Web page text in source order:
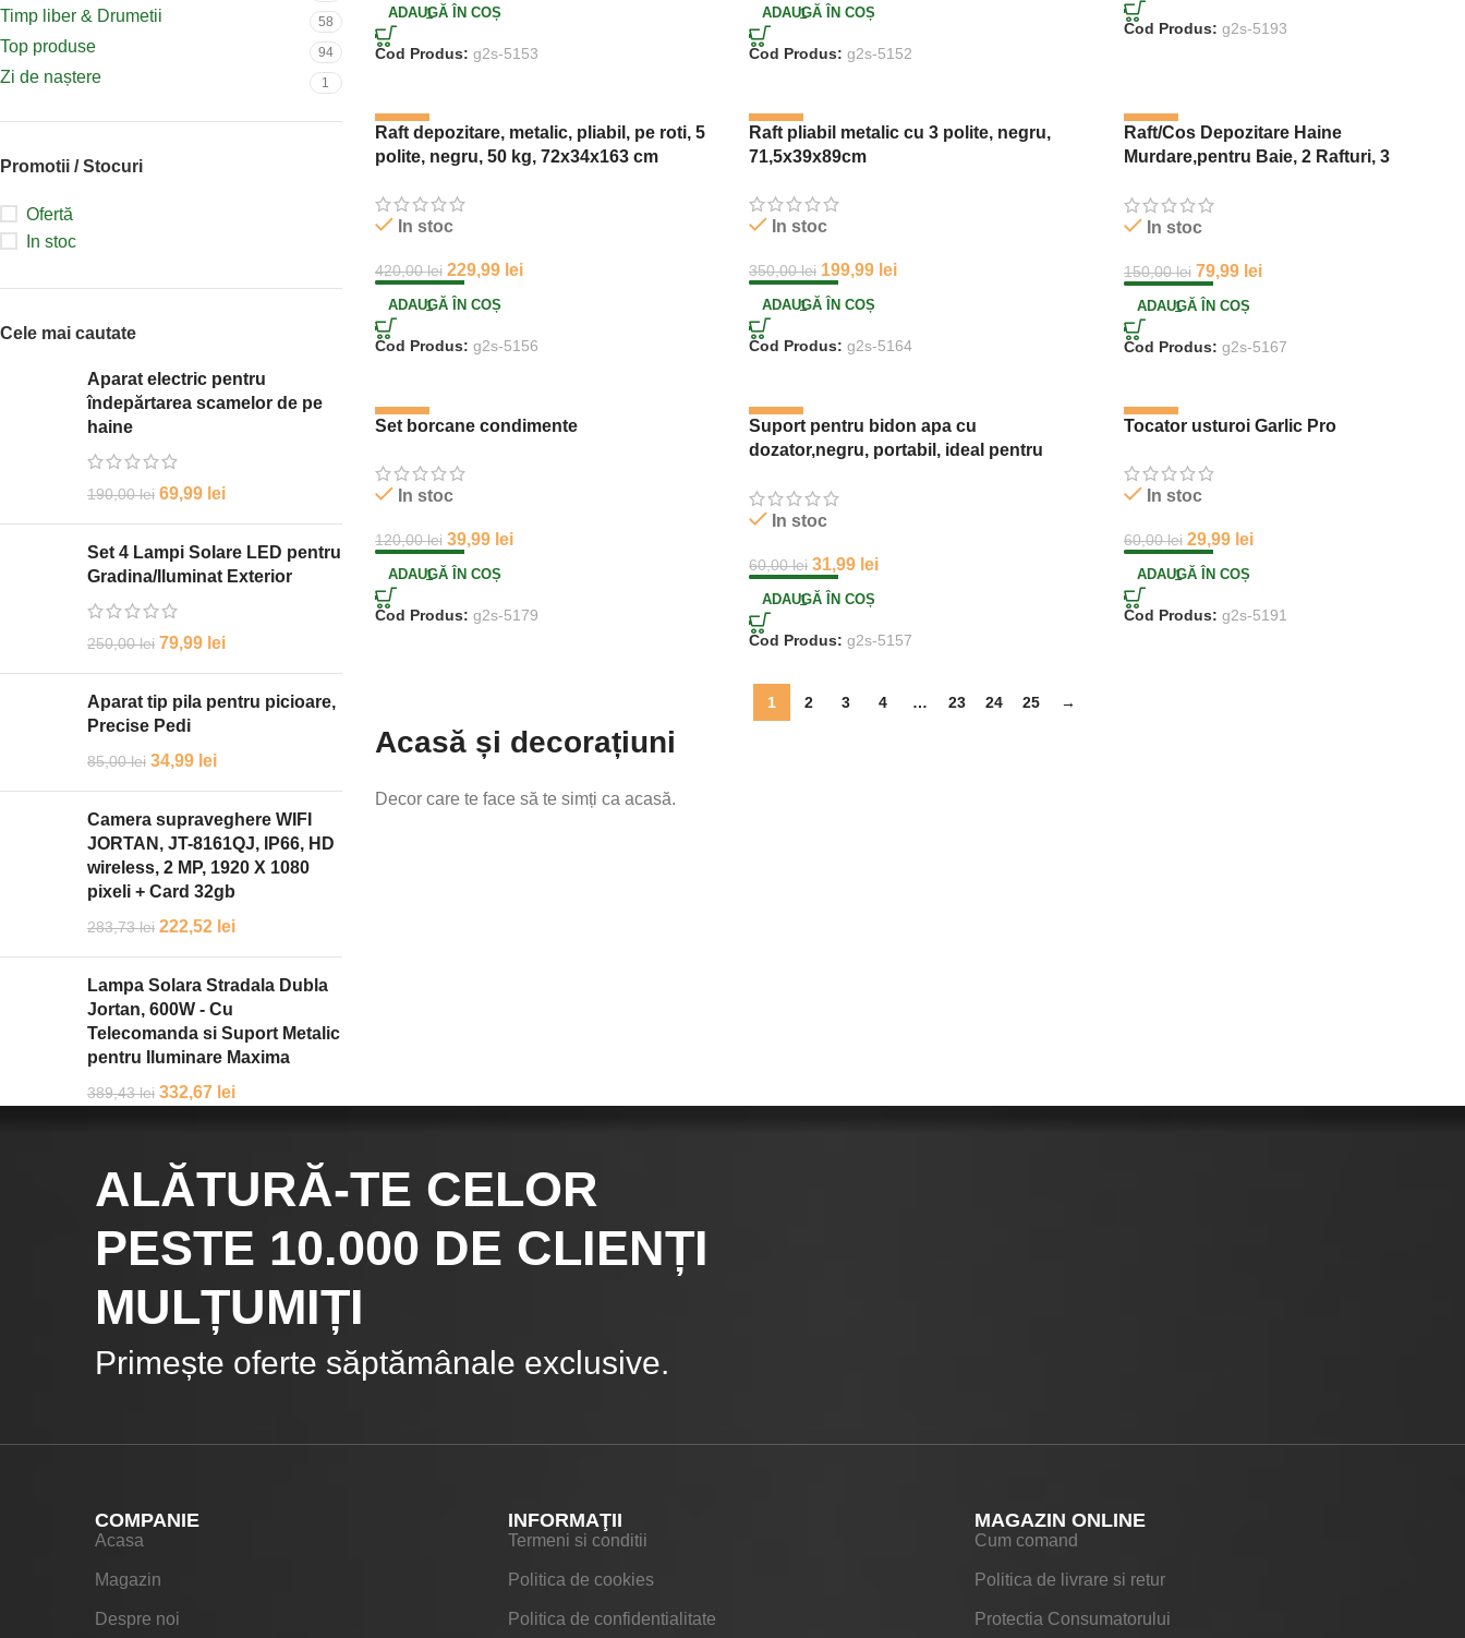
Timp liber & Drumetii 58
Top produse 94
Zi de naștere 1
Promotii / Stocuri
Ofertă
In stoc
Cele mai cautate
Aparat electric pentru
îndepărtarea scamelor de pe
haine
190,00lei 69,99 lei
Set 4 Lampi Solare LED pentru
Gradina/Iluminat Exterior
250,00lei 79,99 lei
Aparat tip pila pentru picioare,
Precise Pedi
85,00lei 34,99 lei
Camera supraveghere WIFI
JORTAN, JT-8161QJ, IP66, HD
wireless, 2 MP, 1920 X 1080
pixeli + Card 32gb
283,73lei 222,52 lei
Lampa Solara Stradala Dubla
Jortan, 600W - Cu
Telecomanda si Suport Metalic
pentru Iluminare Maxima
389,43lei 332,67 lei
ADAUGĂ ÎN COȘ
Cod Produs: g2s-5153
ADAUGĂ ÎN COȘ
Cod Produs: g2s-5152
Cod Produs: g2s-5193
-45%
Raft depozitare, metalic, pliabil, pe roti, 5
polite, negru, 50 kg, 72x34x163 cm
In stoc
420,00lei 229,99 lei
ADAUGĂ ÎN COȘ
Cod Produs: g2s-5156
-43%
Raft pliabil metalic cu 3 polite, negru,
71,5x39x89cm
In stoc
350,00lei 199,99 lei
ADAUGĂ ÎN COȘ
Cod Produs: g2s-5164
-47%
Raft/Cos Depozitare Haine
Murdare,pentru Baie, 2 Rafturi, 3
57 cm, Negru
In stoc
150,00lei 79,99 lei
ADAUGĂ ÎN COȘ
Cod Produs: g2s-5167
-67%
Set borcane condimente
In stoc
120,00lei 39,99 lei
ADAUGĂ ÎN COȘ
Cod Produs: g2s-5179
-47%
Suport pentru bidon apa cu
dozator,negru, portabil, ideal pentru
In stoc
60,00lei 31,99 lei
ADAUGĂ ÎN COȘ
Cod Produs: g2s-5157
-50%
Tocator usturoi Garlic Pro
In stoc
60,00lei 29,99 lei
ADAUGĂ ÎN COȘ
Cod Produs: g2s-5191
1 2 3 4 … 23 24 25 →
Acasă și decorațiuni
Decor care te face să te simți ca acasă.
ALĂTURĂ-TE CELOR
PESTE 10.000 DE CLIENȚI
MULȚUMIȚI
Primește oferte săptămânale exclusive.
COMPANIE
Acasa
Magazin
Despre noi
INFORMAŢII
Termeni si conditii
Politica de cookies
Politica de confidentialitate
MAGAZIN ONLINE
Cum comand
Politica de livrare si retur
Protectia Consumatorului